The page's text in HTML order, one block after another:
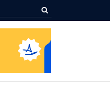
com a Educação